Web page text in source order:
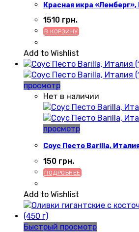
Красная икра «Лемберг»,
1510 грн.
В КОРЗИНУ
Add to Wishlist
просмотр
Нет в наличии
просмотр
Соус Песто Barilla,
150 грн.
ПОДРОБНЕЕ
Add to Wishlist
Быстрый просмотр